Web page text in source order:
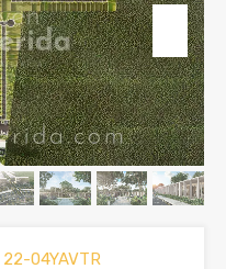
22-04YAVTR